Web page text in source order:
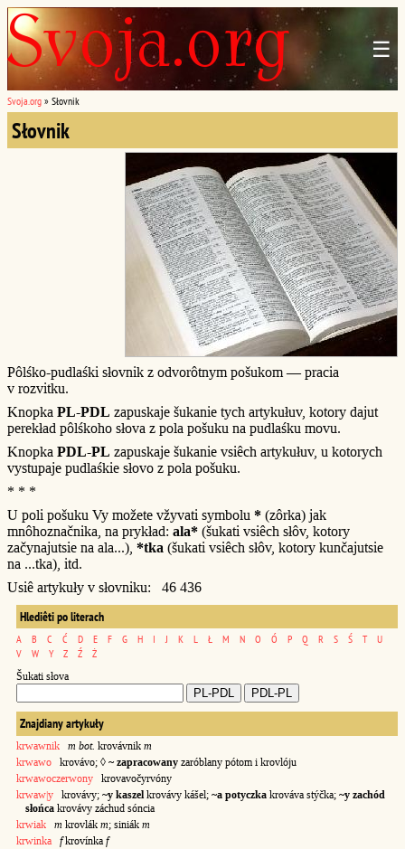
☰
Svoja.org » Słovnik
Słovnik
Pôlśko-pudlaśki słovnik z odvorôtnym pošukom — pracia
v rozvitku.
Knopka PL-PDL zapuskaje šukanie tych artykułuv, kotory dajut
perekład pôlśkoho słova z pola pošuku na pudlaśku movu.
Knopka PDL-PL zapuskaje šukanie vsiêch artykułuv, u kotorych
vystupaje pudlaśkie słovo z pola pošuku.
* * *
U poli pošuku Vy možete vžyvati symbolu * (zôrka) jak
mnôhoznačnika, na prykład: ala* (šukati vsiêch słôv, kotory
začynajutsie na ala...), *tka (šukati vsiêch słôv, kotory kunčajutsie
na ...tka), itd.
Usiê artykuły v słovniku: 46 436
Hlediêti po literach
A B C Ć D E F G H I J K L Ł M N O Ó P Q R S Ś T
U
V
W Y Z Ź Ż
Šukati słova
Znajdiany artykuły
krwawnik m bot. krovávnik m
krwawo krovávo; ◊ ~ zapracowany zaróblany pótom i krovlóju
krwawoczerwony krovavočyrvóny
krwaw|y krovávy; ~y kaszel krovávy kášel; ~a potyczka krováva stýčka; ~y zachód
słońca krovávy záchud sóncia
krwiak
m krovlák m; siniák m
krwinka
fkrovínka f